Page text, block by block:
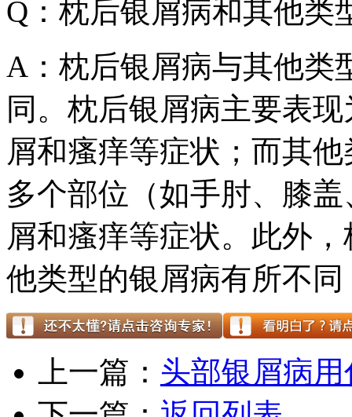
Q：枕后银屑病和其他类
A：枕后银屑病与其他类
同。枕后银屑病主要表
屑和瘙痒等症状；而其
多个部位（如手肘、膝
屑和瘙痒等症状。此外
他类型的银屑病有所不
上一篇： 头部银屑病